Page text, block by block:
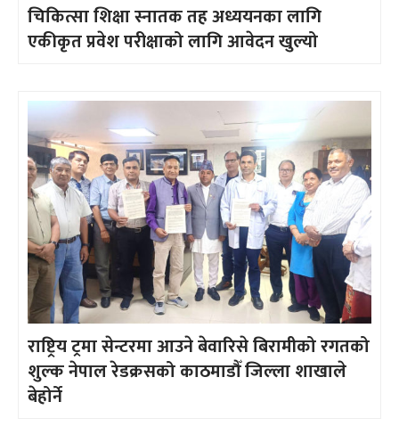
चिकित्सा शिक्षा स्नातक तह अध्ययनका लागि
एकीकृत प्रवेश परीक्षाको लागि आवेदन खुल्यो
राष्ट्रिय ट्रमा सेन्टरमा आउने बेवारिसे बिरामीको रगतको
शुल्क नेपाल रेडक्रसको काठमाडौँ जिल्ला शाखाले
बेहोर्ने